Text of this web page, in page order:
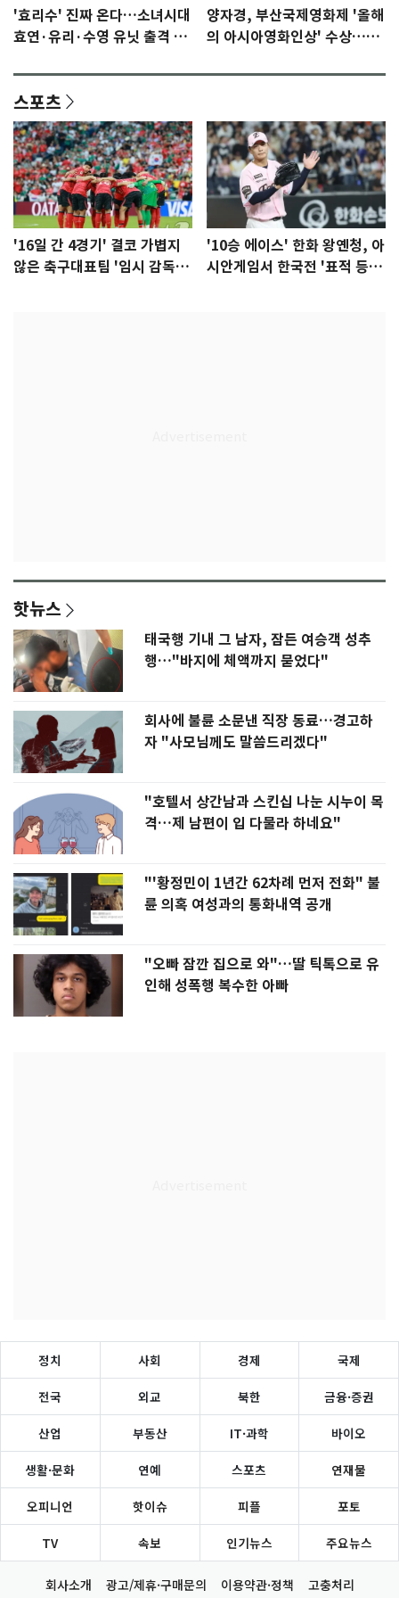
'효리수' 진짜 온다…소녀시대
효연·유리·수영 유닛 출격 [N
양자경, 부산국제영화제 '올해
의 아시아영화인상' 수상…15
스포츠
'16일 간 4경기' 결코 가볍지
않은 축구대표팀 '임시 감독'
'10승 에이스' 한화 왕옌청, 아
시안게임서 한국전 '표적 등
핫뉴스
태국행 기내 그 남자, 잠든 여승객 성추
행…"바지에 체액까지 묻었다"
회사에 불륜 소문낸 직장 동료…경고하
자 "사모님께도 말씀드리겠다"
"호텔서 상간남과 스킨십 나눈 시누이 목
격…제 남편이 입 다물라 하네요"
"'황정민이 1년간 62차례 먼저 전화" 불
륜 의혹 여성과의 통화내역 공개
"오빠 잠깐 집으로 와"…딸 틱톡으로 유
인해 성폭행 복수한 아빠
정치 사회 경제 국제
전국 외교 북한 금융·증권
산업 부동산 IT·과학 바이오
생활·문화 연예 스포츠 연재물
오피니언 핫이슈 피플 포토
TV 속보 인기뉴스 주요뉴스
회사소개 광고/제휴·구매문의 이용약관·정책 고충처리